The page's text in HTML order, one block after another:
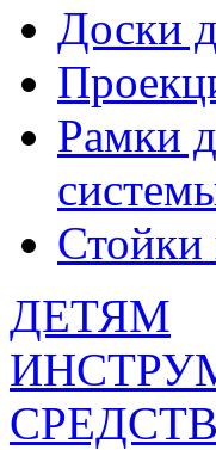
Доски
Рамки
ДЕТЯМ